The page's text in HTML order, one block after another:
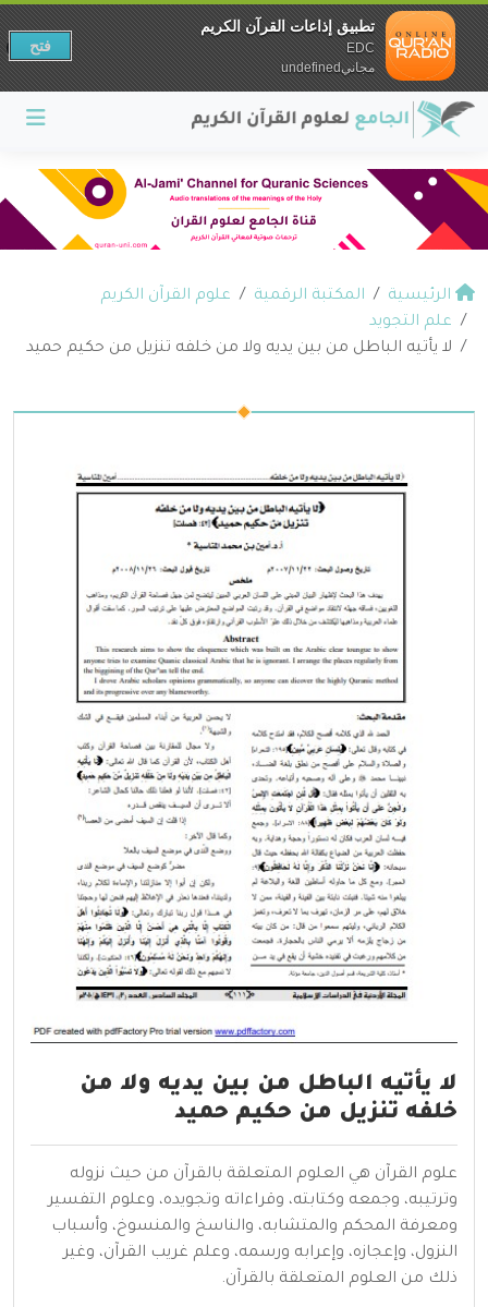
الرئيسية المكتبة الرقمية
علوم القرآن الكريم
علم التجويد
لا يأتيه الباطل من بين يديه ولا من خلفه تنزيل من حكيم حميد
لا يأتيه الباطل من بين يديه ولا من
خلفه تنزيل من حكيم حميد
علوم القرآن هي العلوم المتعلقة بالقرآن من حيث نزوله
وترتيبه، وجمعه وكتابته، وقراءاته وتجويده، وعلوم التفسير
ومعرفة المحكم والمتشابه، والناسخ والمنسوخ، وأسباب
النزول، وإعجازه، وإعرابه ورسمه، وعلم غريب القرآن، وغير
ذلك من العلوم المتعلقة بالقرآن.
تطبيق إذاعات القرآن الكريم
EDC
مجانيundefined
فتح